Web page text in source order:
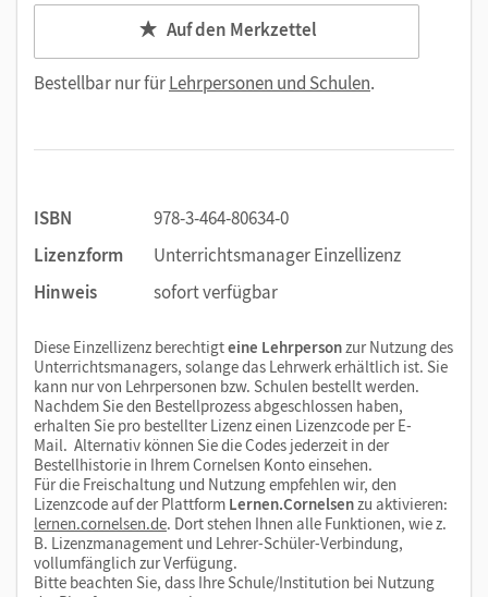
Auf den Merkzettel
Bestellbar nur fürLehrpersonen und Schulen.
ISBN
978-3-464-80634-0
Lizenzform
Unterrichtsmanager Einzellizenz
Hinweis
sofort verfügbar
Diese Einzellizenz berechtigteine Lehrpersonzur Nutzung des
Unterrichtsmanagers, solange das Lehrwerk erhältlich ist. Sie
kann nur von Lehrpersonen bzw. Schulen bestellt werden.
Nachdem Sie den Bestellprozess abgeschlossen haben,
erhalten Sie pro bestellter Lizenz einen Lizenzcode per E-
Mail. Alternativ können Sie die Codes jederzeit in der
Bestellhistorie in Ihrem Cornelsen Konto einsehen.
Für die Freischaltung und Nutzung empfehlen wir, den
Lizenzcode auf der Plattform Lernen.Cornelsenzu aktivieren:
lernen.cornelsen.de. Dort stehen Ihnen alle Funktionen, wie z.
B. Lizenzmanagement und Lehrer-Schüler-Verbindung,
vollumfänglich zur Verfügung.
Bitte beachten Sie, dass Ihre Schule/Institution bei Nutzung